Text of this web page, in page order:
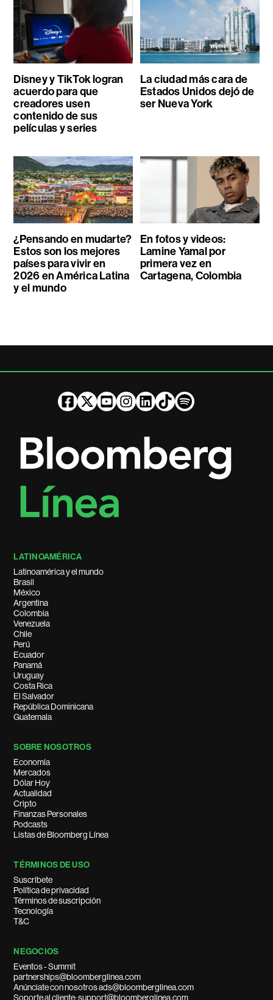
Disney y TikTok logran
acuerdo para que
creadores usen
contenido de sus
películas y series
La ciudad más cara de
Estados Unidos dejó de
ser Nueva York
¿Pensando en mudarte?
Estos son los mejores
países para vivir en
2026 en América Latina
y el mundo
En fotos y videos:
Lamine Yamal por
primera vez en
Cartagena, Colombia
LATINOAMÉRICA
Latinoamérica y el mundo
Brasil
México
Argentina
Colombia
Venezuela
Chile
Perú
Ecuador
Panamá
Uruguay
Costa Rica
El Salvador
República Dominicana
Guatemala
SOBRE NOSOTROS
Economía
Mercados
Dólar Hoy
Actualidad
Cripto
Finanzas Personales
Podcasts
Listas de Bloomberg Línea
TÉRMINOS DE USO
Suscríbete
Política de privacidad
Términos de suscripción
Tecnología
T&C
NEGOCIOS
Eventos - Summit
partnerships@bloomberglinea.com
Anúnciate con nosotros ads@bloomberglinea.com
Soporte al cliente: support@bloomberglinea.com